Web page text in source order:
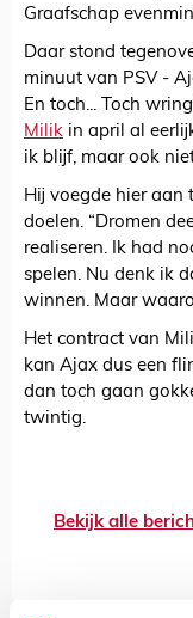
Graafschap
Daar stond
minuut van PSV -
En toch... Toch
Milik in april al
ik blijf, maar ook
Hij voegde hier aan
doelen. “Dromen
realiseren. Ik had
spelen. Nu denk ik
winnen. Maar
Het contract van
kan Ajax dus een
dan toch gaan
twintig.
Bekijk alle